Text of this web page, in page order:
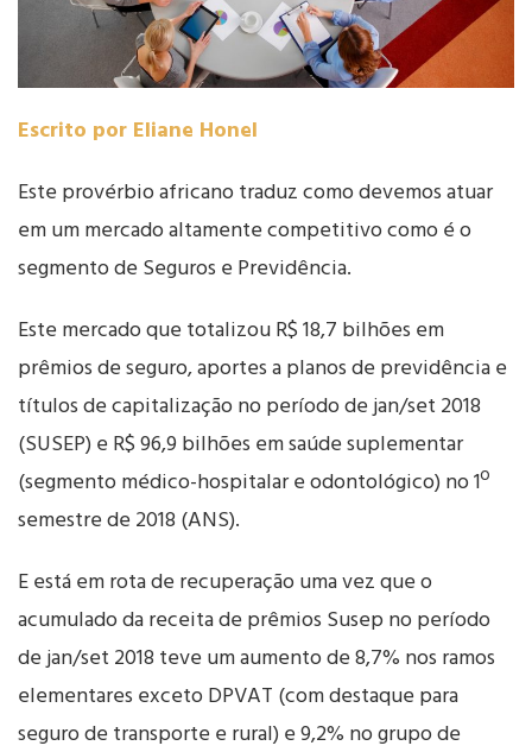
Escrito por Eliane Honel
Este provérbio africano traduz como devemos atuar
em um mercado altamente competitivo como é o
segmento de Seguros e Previdência.
Este mercado que totalizou R$ 18,7 bilhões em
prêmios de seguro, aportes a planos de previdência e
títulos de capitalização no período de jan/set 2018
(SUSEP) e R$ 96,9 bilhões em saúde suplementar
(segmento médico-hospitalar e odontológico) no 1º
semestre de 2018 (ANS).
E está em rota de recuperação uma vez que o
acumulado da receita de prêmios Susep no período
de jan/set 2018 teve um aumento de 8,7% nos ramos
elementares exceto DPVAT (com destaque para
seguro de transporte e rural) e 9,2% no grupo de